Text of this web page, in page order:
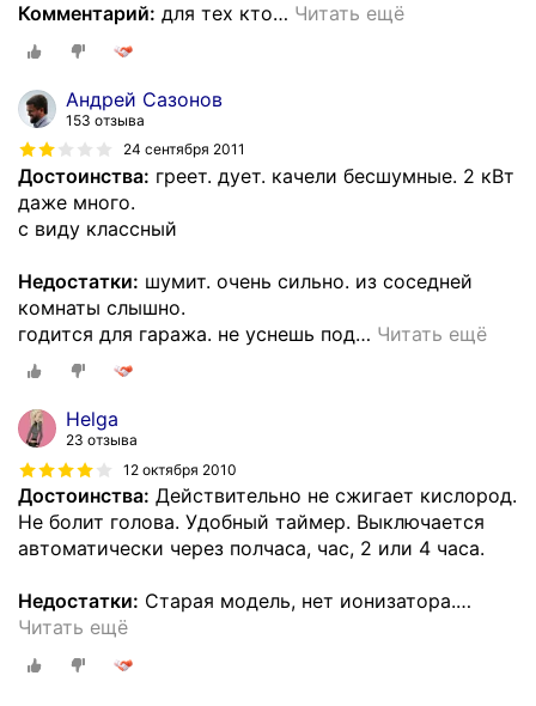
Комментарий: для тех кто… Читать ещё
Андрей Сазонов
153 отзыва
24 сентября 2011
Достоинства: греет. дует. качели бесшумные. 2 кВт
даже много.
с виду классный
Недостатки: шумит. очень сильно. из соседней
комнаты слышно.
годится для гаража. не уснешь под… Читать ещё
Helga
23 отзыва
12 октября 2010
Достоинства: Действительно не сжигает кислород.
Не болит голова. Удобный таймер. Выключается
автоматически через полчаса, час, 2 или 4 часа.
Недостатки: Старая модель, нет ионизатора.…
Читать ещё